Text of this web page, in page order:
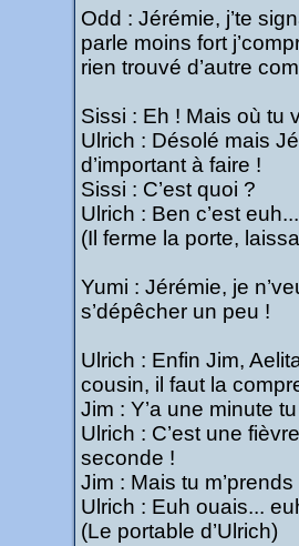
Odd : Jérémie, j’te
parle moins fort
rien trouvé d’autre
Sissi : Eh ! Mais où tu
Ulrich : Désolé mais
d’important à faire !
Sissi : C’est quoi ?
Ulrich : Ben c’est
(Il ferme la porte,
Yumi : Jérémie, je
s’dépêcher un peu !
Ulrich : Enfin Jim,
cousin, il faut la
Jim : Y’a une minute
Ulrich : C’est une
seconde !
Jim : Mais tu
Ulrich : Euh ouais...
(Le portable d’Ulrich)